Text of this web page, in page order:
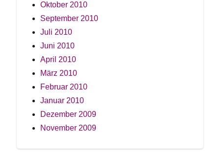
Oktober 2010
September 2010
Juli 2010
Juni 2010
April 2010
März 2010
Februar 2010
Januar 2010
Dezember 2009
November 2009